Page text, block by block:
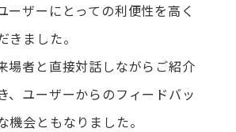
ーザーにとっての利便性を高く
きました。
場者と直接対話しながらご紹介
、ユーザーからのフィードバッ
機会ともなりました。